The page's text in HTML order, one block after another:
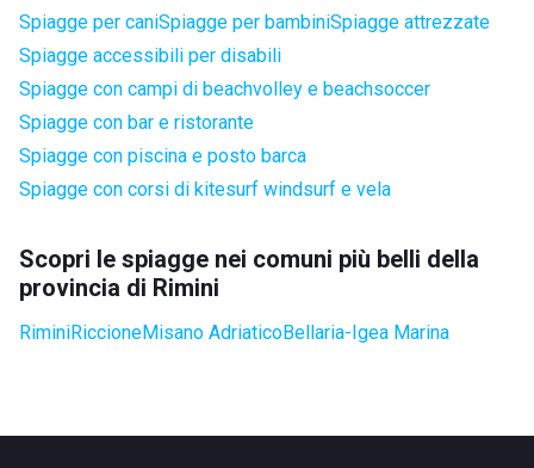
Spiagge per caniSpiagge per bambiniSpiagge attrezzate
Spiagge accessibili per disabili
Spiagge con campi di beachvolley e beachsoccer
Spiagge con bar e ristorante
Spiagge con piscina e posto barca
Spiagge con corsi di kitesurf windsurf e vela
Scopri le spiagge nei comuni più belli della
provincia di Rimini
RiminiRiccioneMisano AdriaticoBellaria-Igea Marina